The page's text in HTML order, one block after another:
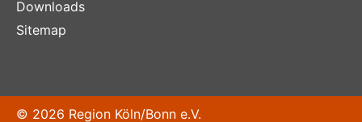
Downloads
Sitemap
© 2026 Region Köln/Bonn e.V.